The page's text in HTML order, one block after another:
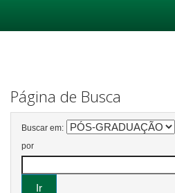
Página de Busca
Buscar em:
por